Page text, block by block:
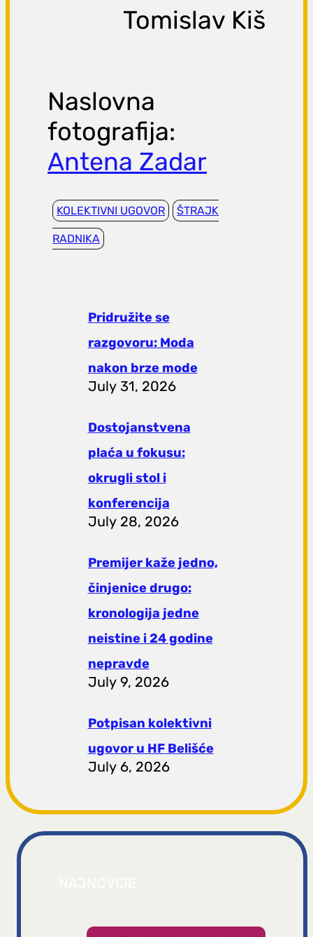
Tomislav Kiš
Naslovna
fotografija:
Antena Zadar
KOLEKTIVNI UGOVOR ŠTRAJK
RADNIKA
Pridružite se
razgovoru: Moda
nakon brze mode
July 31, 2026
Dostojanstvena
plaća u fokusu:
okrugli stol i
konferencija
July 28, 2026
Premijer kaže jedno,
činjenice drugo:
kronologija jedne
neistine i 24 godine
nepravde
July 9, 2026
Potpisan kolektivni
ugovor u HF Belišće
July 6, 2026